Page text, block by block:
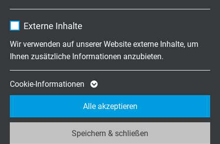
Laufzeit 2 Jahre
Zweck
Cookie von Google für Website-Analysen.
Erzeugt statistische Daten darüber, wie der
Besucher die Website nutzt.
_ga_JL6KH9WKZ9, Google Analytics
Externe Inhalte
Wir verwenden auf unserer Website externe Inhalte, um
Ihnen zusätzliche Informationen anzubieten.
Cookie-Informationen
Speichern & schließen
Alle akzeptieren
Artikel anfragen